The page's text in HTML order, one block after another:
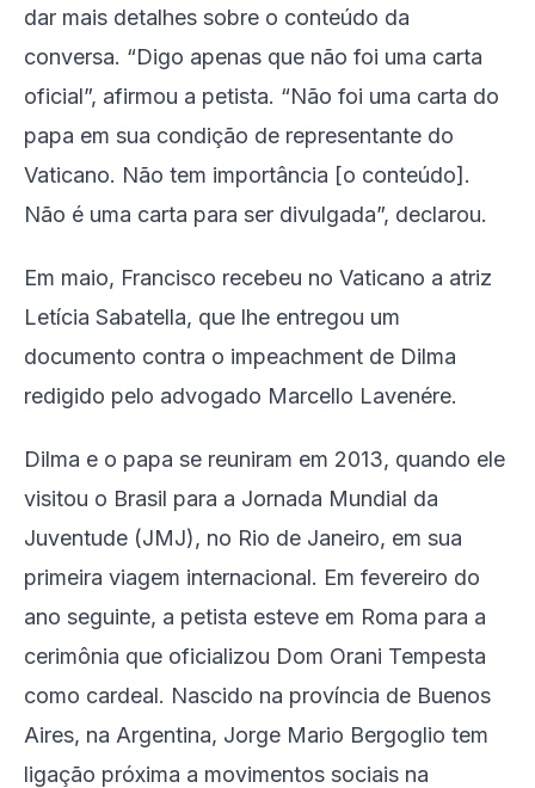
dar mais detalhes sobre o conteúdo da
conversa. “Digo apenas que não foi uma carta
oficial”, afirmou a petista. “Não foi uma carta do
papa em sua condição de representante do
Vaticano. Não tem importância [o conteúdo].
Não é uma carta para ser divulgada”, declarou.
Em maio, Francisco recebeu no Vaticano a atriz
Letícia Sabatella, que lhe entregou um
documento contra o impeachment de Dilma
redigido pelo advogado Marcello Lavenére.
Dilma e o papa se reuniram em 2013, quando ele
visitou o Brasil para a Jornada Mundial da
Juventude (JMJ), no Rio de Janeiro, em sua
primeira viagem internacional. Em fevereiro do
ano seguinte, a petista esteve em Roma para a
cerimônia que oficializou Dom Orani Tempesta
como cardeal. Nascido na província de Buenos
Aires, na Argentina, Jorge Mario Bergoglio tem
ligação próxima a movimentos sociais na